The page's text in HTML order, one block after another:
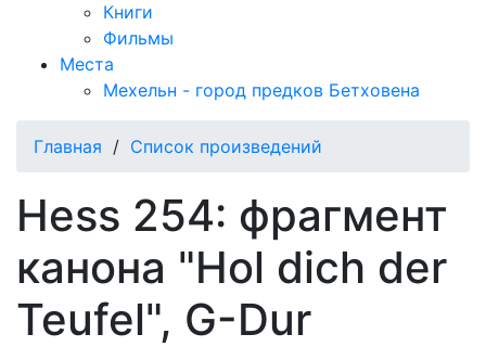
Книги
Фильмы
Места
Мехельн - город предков Бетховена
Главная / Список произведений
Hess 254: фрагмент
канона "Hol dich der
Teufel", G-Dur